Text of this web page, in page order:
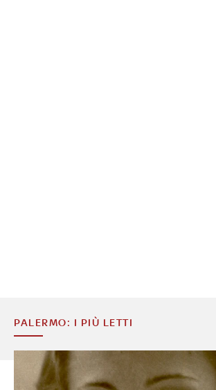
PALERMO: I PIÙ LETTI